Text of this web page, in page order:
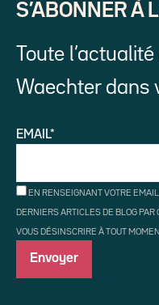
S’ABONNER À
Toute
Waechter dans
EMAIL*
EN RENSEIGNANT VOTRE
DERNIERS ARTICLES DE BLOG
VOUS DÉSINSCRIRE À TOUT